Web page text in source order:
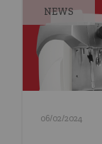
NEWS
06/02/2024